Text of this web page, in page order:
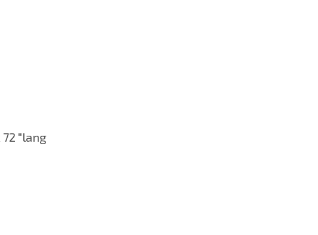
72 "lang